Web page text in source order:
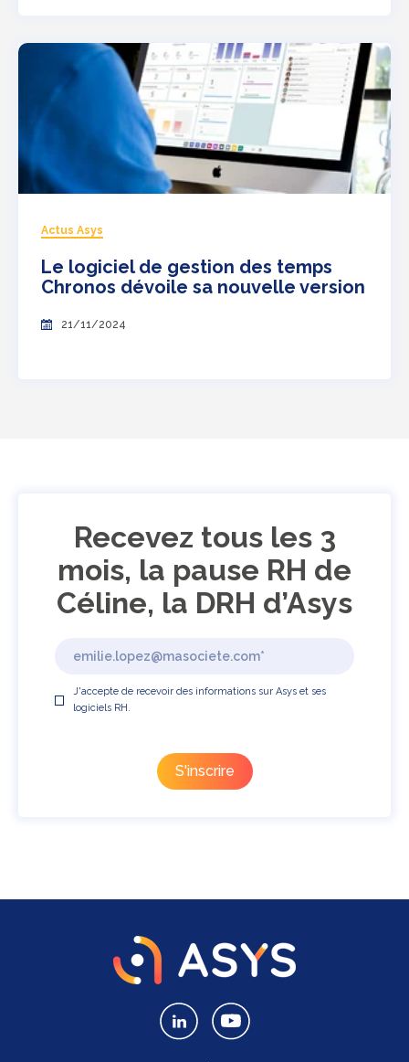
Actus Asys
Le logiciel de gestion des temps
Chronos dévoile sa nouvelle version
21/11/2024
Recevez tous les 3
mois, la pause RH de
Céline, la DRH d’Asys
J'accepte de recevoir des informations sur Asys et ses
logiciels RH.